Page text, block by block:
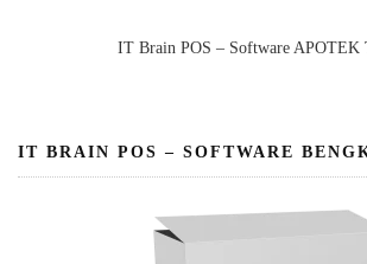
IT Brain POS – Software APOTEK
IT BRAIN POS – SOFTWARE